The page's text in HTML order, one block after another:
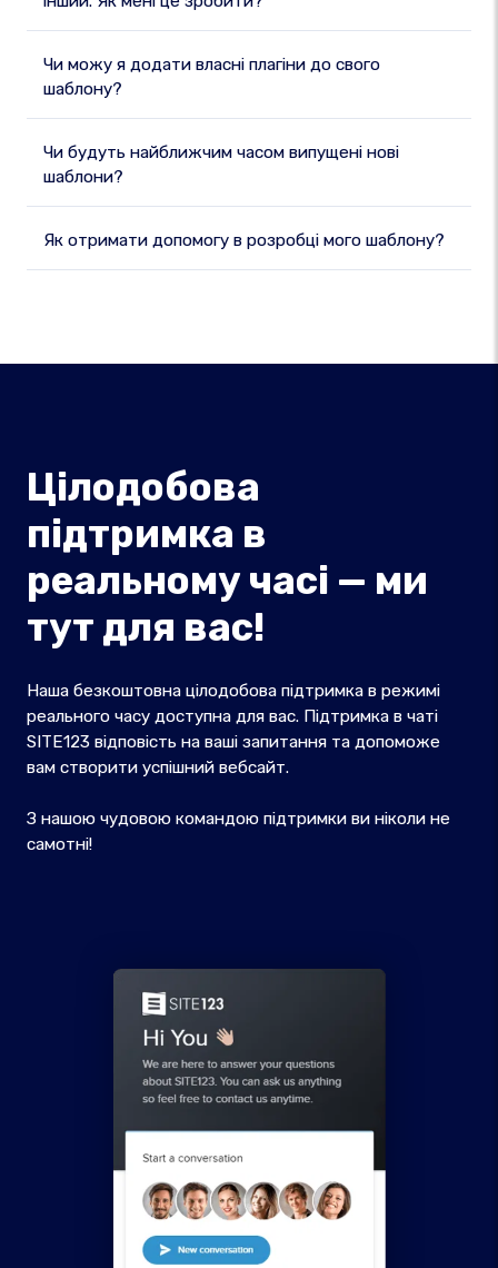
Чи можу я додати власні плагіни до свого
шаблону?
Чи будуть найближчим часом випущені нові
шаблони?
Як отримати допомогу в розробці мого шаблону?
Цілодобова
підтримка в
реальному часі — ми
тут для вас!
Наша безкоштовна цілодобова підтримка в режимі
реального часу доступна для вас. Підтримка в чаті
SITE123 відповість на ваші запитання та допоможе
вам створити успішний вебсайт.
З нашою чудовою командою підтримки ви ніколи не
самотні!